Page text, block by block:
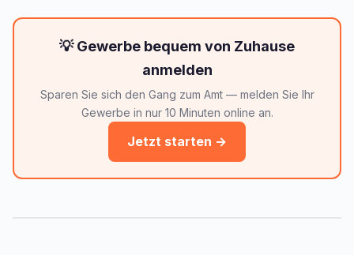
💡 Gewerbe bequem von Zuhause
anmelden
Sparen Sie sich den Gang zum Amt — melden Sie Ihr
Gewerbe in nur 10 Minuten online an.
Jetzt starten →